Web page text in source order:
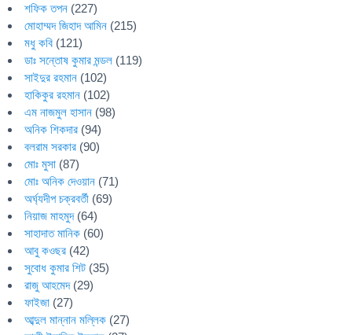
শফিক তপন (227)
মোহাম্মদ জিহাদ আমিন (215)
মধু কবি (121)
ডাঃ সন্তোষ কুমার মন্ডল (119)
সাইদুর রহমান (102)
হাকিকুর রহমান (102)
এম নাজমুল হাসান (98)
অনিক শিকদার (94)
বলরাম সরকার (90)
মোঃ মুসা (87)
মোঃ অনিক দেওয়ান (71)
অর্ঘ্যদীপ চক্রবর্তী (69)
নিয়াজ মাহমুদ(64)
সাহাদাত মানিক (60)
আবু কওছর (42)
সুবোধ কুমার শিট (35)
রাজু আহমেদ(29)
ফাইজা (27)
আব্দুল মান্নান মল্লিক (27)